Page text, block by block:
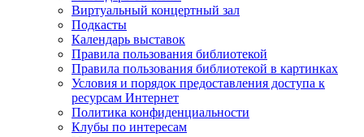
Виртуальный концертный зал
Подкасты
Календарь выставок
Правила пользования библиотекой
Правила пользования библиотекой в картинках
Условия и порядок предоставления доступа к
ресурсам Интернет
Политика конфиденциальности
Клубы по интересам